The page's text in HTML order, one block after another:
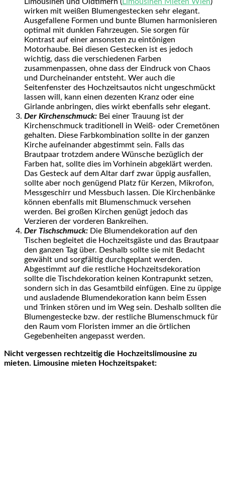
wirken mit weißen Blumengestecken sehr elegant.
Ausgefallene Formen und bunte Blumen harmonisieren
optimal mit dunklen Fahrzeugen. Sie sorgen für
Kontrast auf einer ansonsten zu eintönigen
Motorhaube. Bei diesen Gestecken ist es jedoch
wichtig, dass die verschiedenen Farben
zusammenpassen, ohne dass der Eindruck von Chaos
und Durcheinander entsteht. Wer auch die
Seitenfenster des Hochzeitsautos nicht ungeschmückt
lassen will, kann einen dezenten Kranz oder eine
Girlande anbringen, dies wirkt ebenfalls sehr elegant.
Der Kirchenschmuck: Bei einer Trauung ist der
Kirchenschmuck traditionell in Weiß- oder Cremetönen
gehalten. Diese Farbkombination sollte in der ganzen
Kirche aufeinander abgestimmt sein. Falls das
Brautpaar trotzdem andere Wünsche bezüglich der
Farben hat, sollte dies im Vorhinein abgeklärt werden.
Das Gesteck auf dem Altar darf zwar üppig ausfallen,
sollte aber noch genügend Platz für Kerzen, Mikrofon,
Messgeschirr und Messbuch lassen. Die Kirchenbänke
können ebenfalls mit Blumenschmuck versehen
werden. Bei großen Kirchen genügt jedoch das
Verzieren der vorderen Bankreihen.
Der Tischschmuck: Die Blumendekoration auf den
Tischen begleitet die Hochzeitsgäste und das Brautpaar
den ganzen Tag über. Deshalb sollte sie mit Bedacht
gewählt und sorgfältig durchgeplant werden.
Abgestimmt auf die restliche Hochzeitsdekoration
sollte die Tischdekoration keinen Kontrapunkt setzen,
sondern sich in das Gesamtbild einfügen. Eine zu üppige
und ausladende Blumendekoration kann beim Essen
und Trinken stören und im Weg sein. Deshalb sollten die
Blumengestecke bzw. der restliche Blumenschmuck für
den Raum vom Floristen immer an die örtlichen
Gegebenheiten angepasst werden.
Nicht vergessen rechtzeitig die Hochzeitslimousine zu
mieten. Limousine mieten Hochzeitspaket: